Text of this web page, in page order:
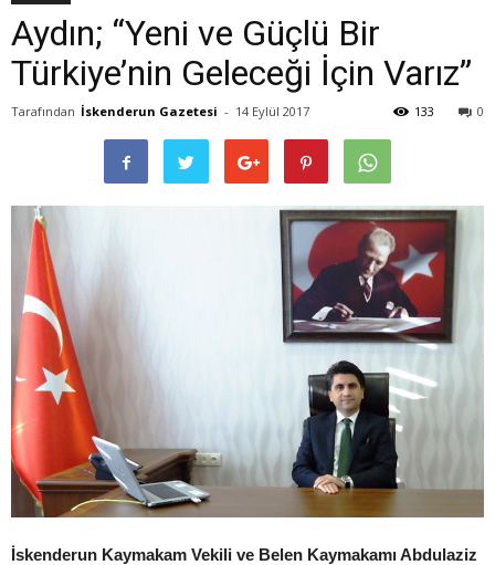
Gazetesi
Aydın; “Yeni ve Güçlü Bir
Türkiye’nin Geleceği İçin Varız”
Tarafından İskenderun Gazetesi - 14 Eylül 2017 0
133
İskenderun Kaymakam Vekili ve Belen Kaymakamı Abdulaziz